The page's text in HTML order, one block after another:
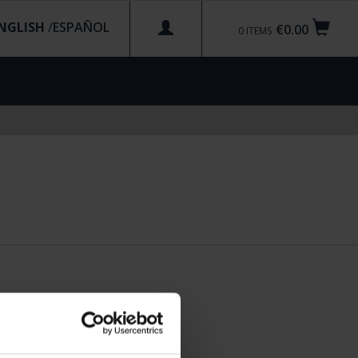
€0.00
0 ITEMS
/